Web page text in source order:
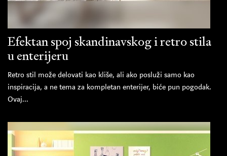
Efektan spoj skandinavskog i retro stila
u enterijeru
Retro stil može delovati kao kliše, ali ako posluži samo kao
inspiracija, a ne tema za kompletan enterijer, biće pun pogodak.
Ovaj...